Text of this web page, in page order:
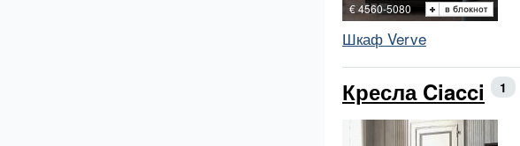
€ 4560-5080
Шкаф Verve
Кресла Ciacci 1